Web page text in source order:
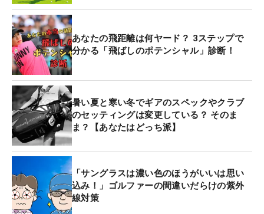
あなたの飛距離は何ヤード？ 3ステップで
分かる「飛ばしのポテンシャル」診断！
暑い夏と寒い冬でギアのスペックやクラブ
のセッティングは変更している？ そのま
ま？【あなたはどっち派】
「サングラスは濃い色のほうがいいは思い
込み！」ゴルファーの間違いだらけの紫外
線対策